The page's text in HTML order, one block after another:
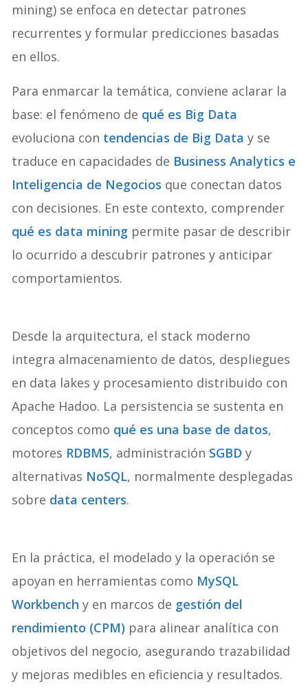
mining) se enfoca en detectar patrones
recurrentes y formular predicciones basadas
en ellos.
Para enmarcar la temática, conviene aclarar la
base: el fenómeno de qué es Big Data
evoluciona con tendencias de Big Data y se
traduce en capacidades de Business Analytics e
Inteligencia de Negocios que conectan datos
con decisiones. En este contexto, comprender
qué es data mining permite pasar de describir
lo ocurrido a descubrir patrones y anticipar
comportamientos.
Desde la arquitectura, el stack moderno
integra almacenamiento de datos, despliegues
en data lakes y procesamiento distribuido con
Apache Hadoo. La persistencia se sustenta en
conceptos como qué es una base de datos,
motores RDBMS, administración SGBD y
alternativas NoSQL, normalmente desplegadas
sobre data centers.
En la práctica, el modelado y la operación se
apoyan en herramientas como MySQL
Workbench y en marcos de gestión del
rendimiento (CPM) para alinear analítica con
objetivos del negocio, asegurando trazabilidad
y mejoras medibles en eficiencia y resultados.